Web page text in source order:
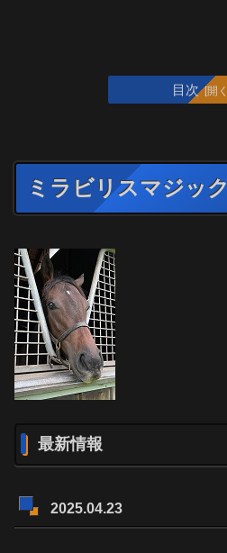
目次
ミラビリスマジック
最新情報
2025.04.23